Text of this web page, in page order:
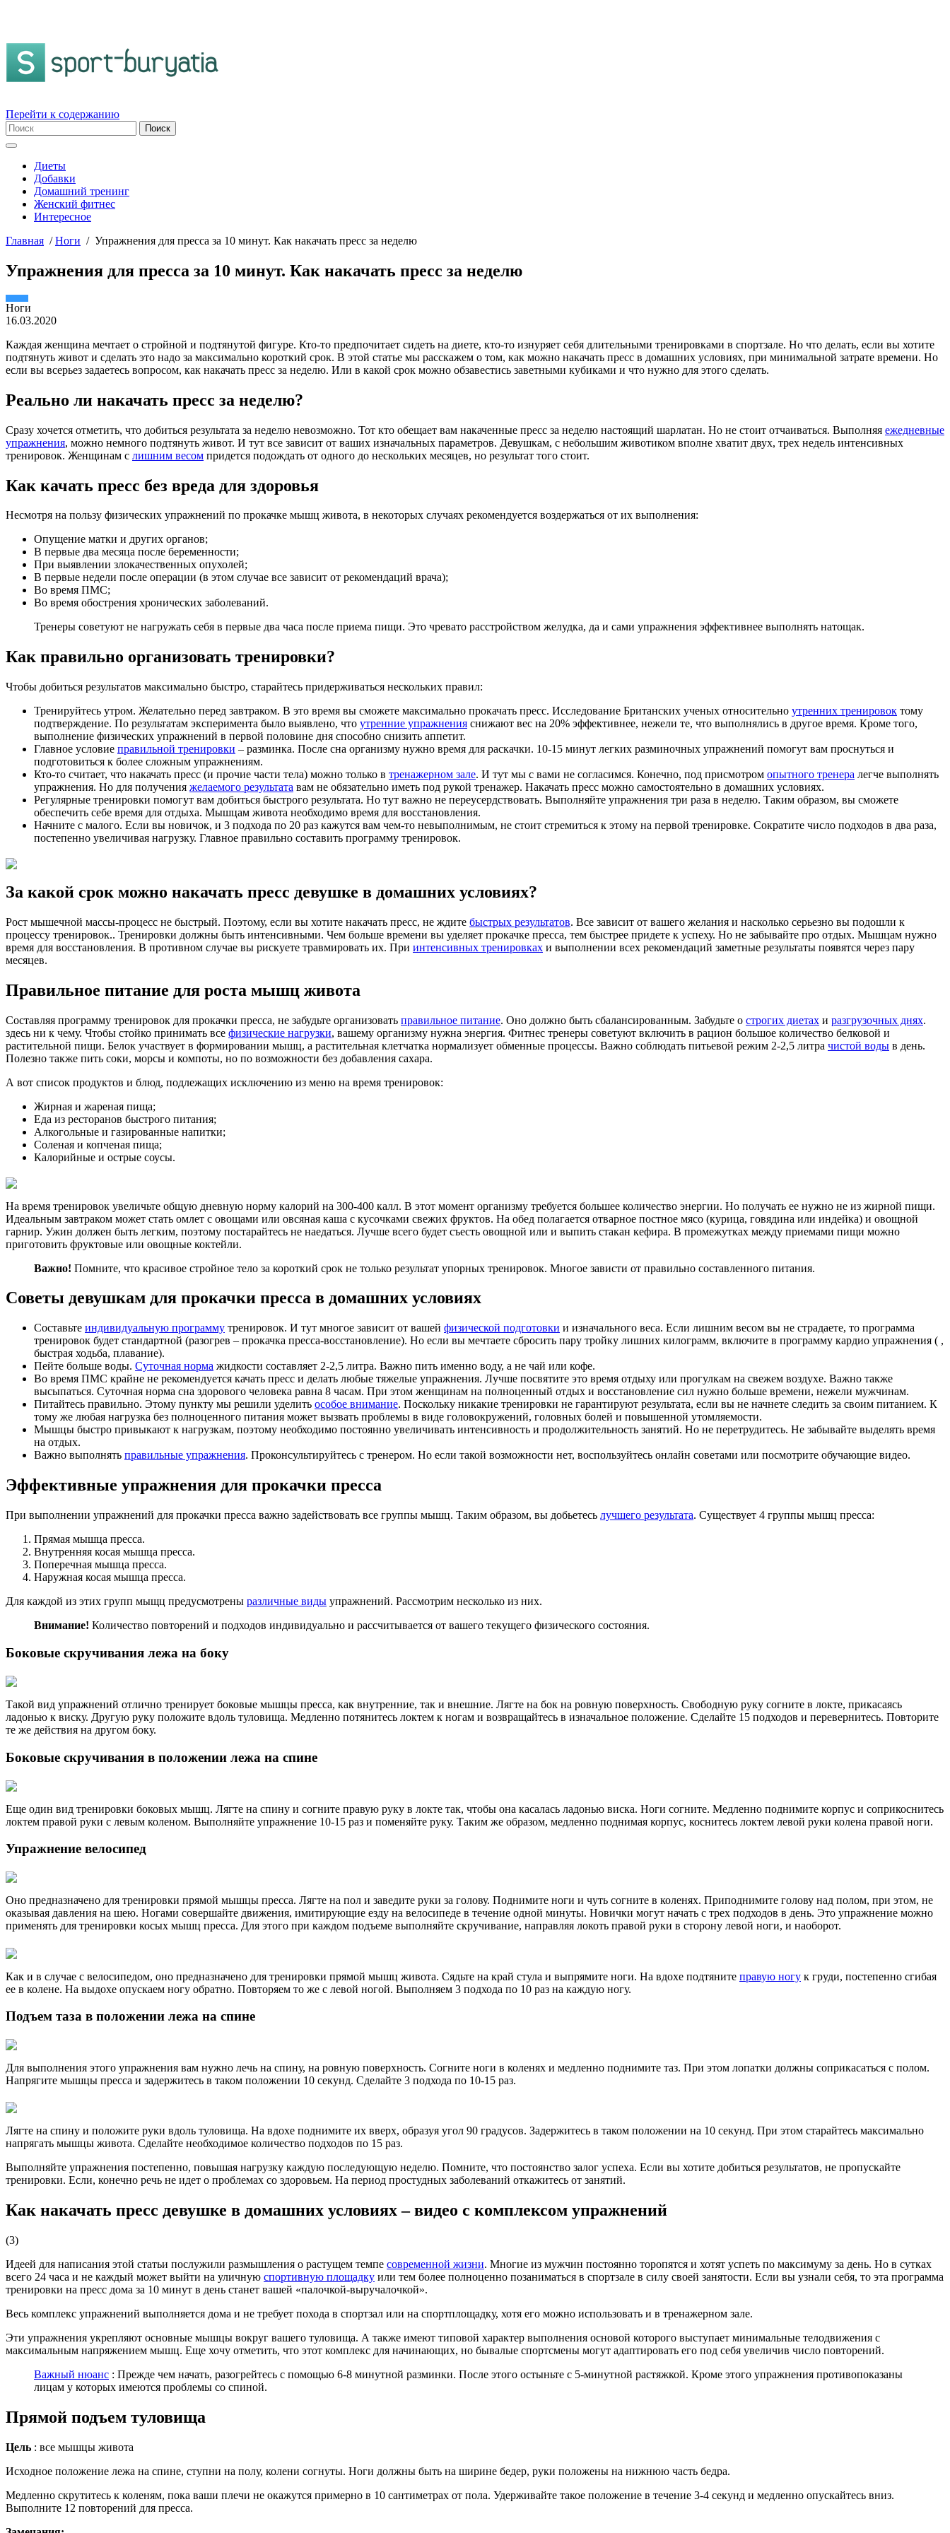
Перейти к содержанию
Диеты
Добавки
Домашний тренинг
Женский фитнес
Интересное
Главная /Ноги / Упражнения для пресса за 10 минут. Как накачать пресс за неделю
Упражнения для пресса за 10 минут. Как накачать пресс за неделю
Ноги
16.03.2020
Каждая женщина мечтает о стройной и подтянутой фигуре. Кто-то предпочитает сидеть на диете, кто-то изнуряет себя длительными тренировками в спортзале. Но что делать, если вы хотите
подтянуть живот и сделать это надо за максимально короткий срок. В этой статье мы расскажем о том, как можно накачать пресс в домашних условиях, при минимальной затрате времени. Но
если вы всерьез задаетесь вопросом, как накачать пресс за неделю. Или в какой срок можно обзавестись заветными кубиками и что нужно для этого сделать.
Реально ли накачать пресс за неделю?
Сразу хочется отметить, что добиться результата за неделю невозможно. Тот кто обещает вам накаченные пресс за неделю настоящий шарлатан. Но не стоит отчаиваться. Выполняя ежедневные
упражнения, можно немного подтянуть живот. И тут все зависит от ваших изначальных параметров. Девушкам, с небольшим животиком вполне хватит двух, трех недель интенсивных
тренировок. Женщинам с лишним весом придется подождать от одного до нескольких месяцев, но результат того стоит.
Как качать пресс без вреда для здоровья
Несмотря на пользу физических упражнений по прокачке мышц живота, в некоторых случаях рекомендуется воздержаться от их выполнения:
Опущение матки и других органов;
В первые два месяца после беременности;
При выявлении злокачественных опухолей;
В первые недели после операции (в этом случае все зависит от рекомендаций врача);
Во время ПМС;
Во время обострения хронических заболеваний.
Тренеры советуют не нагружать себя в первые два часа после приема пищи. Это чревато расстройством желудка, да и сами упражнения эффективнее выполнять натощак.
Как правильно организовать тренировки?
Чтобы добиться результатов максимально быстро, старайтесь придерживаться нескольких правил:
Тренируйтесь утром. Желательно перед завтраком. В это время вы сможете максимально прокачать пресс. Исследование Британских ученых относительно утренних тренировок тому
подтверждение. По результатам эксперимента было выявлено, что утренние упражнения снижают вес на 20% эффективнее, нежели те, что выполнялись в другое время. Кроме того,
выполнение физических упражнений в первой половине дня способно снизить аппетит.
Главное условие правильной тренировки – разминка. После сна организму нужно время для раскачки. 10-15 минут легких разминочных упражнений помогут вам проснуться и
подготовиться к более сложным упражнениям.
Кто-то считает, что накачать пресс (и прочие части тела) можно только в тренажерном зале. И тут мы с вами не согласимся. Конечно, под присмотром опытного тренера легче выполнять
упражнения. Но для получения желаемого результата вам не обязательно иметь под рукой тренажер. Накачать пресс можно самостоятельно в домашних условиях.
Регулярные тренировки помогут вам добиться быстрого результата. Но тут важно не переусердствовать. Выполняйте упражнения три раза в неделю. Таким образом, вы сможете
обеспечить себе время для отдыха. Мышцам живота необходимо время для восстановления.
Начните с малого. Если вы новичок, и 3 подхода по 20 раз кажутся вам чем-то невыполнимым, не стоит стремиться к этому на первой тренировке. Сократите число подходов в два раза,
постепенно увеличивая нагрузку. Главное правильно составить программу тренировок.
За какой срок можно накачать пресс девушке в домашних условиях?
Рост мышечной массы-процесс не быстрый. Поэтому, если вы хотите накачать пресс, не ждите быстрых результатов. Все зависит от вашего желания и насколько серьезно вы подошли к
процессу тренировок.. Тренировки должны быть интенсивными. Чем больше времени вы уделяет прокачке пресса, тем быстрее придете к успеху. Но не забывайте про отдых. Мышцам нужно
время для восстановления. В противном случае вы рискуете травмировать их. При интенсивных тренировках и выполнении всех рекомендаций заметные результаты появятся через пару
месяцев.
Правильное питание для роста мышц живота
Составляя программу тренировок для прокачки пресса, не забудьте организовать правильное питание. Оно должно быть сбалансированным. Забудьте о строгих диетах и разгрузочных днях.
здесь ни к чему. Чтобы стойко принимать все физические нагрузки, вашему организму нужна энергия. Фитнес тренеры советуют включить в рацион большое количество белковой и
растительной пищи. Белок участвует в формировании мышц, а растительная клетчатка нормализует обменные процессы. Важно соблюдать питьевой режим 2-2,5 литра чистой воды в день.
Полезно также пить соки, морсы и компоты, но по возможности без добавления сахара.
А вот список продуктов и блюд, подлежащих исключению из меню на время тренировок:
Жирная и жареная пища;
Еда из ресторанов быстрого питания;
Алкогольные и газированные напитки;
Соленая и копченая пища;
Калорийные и острые соусы.
На время тренировок увеличьте общую дневную норму калорий на 300-400 калл. В этот момент организму требуется большее количество энергии. Но получать ее нужно не из жирной пищи.
Идеальным завтраком может стать омлет с овощами или овсяная каша с кусочками свежих фруктов. На обед полагается отварное постное мясо (курица, говядина или индейка) и овощной
гарнир. Ужин должен быть легким, поэтому постарайтесь не наедаться. Лучше всего будет съесть овощной или и выпить стакан кефира. В промежутках между приемами пищи можно
приготовить фруктовые или овощные коктейли.
Важно! Помните, что красивое стройное тело за короткий срок не только результат упорных тренировок. Многое зависти от правильно составленного питания.
Советы девушкам для прокачки пресса в домашних условиях
Составьте индивидуальную программу тренировок. И тут многое зависит от вашей физической подготовки и изначального веса. Если лишним весом вы не страдаете, то программа
тренировок будет стандартной (разогрев – прокачка пресса-восстановление). Но если вы мечтаете сбросить пару тройку лишних килограмм, включите в программу кардио упражнения ( ,
быстрая ходьба, плавание).
Пейте больше воды. Суточная норма жидкости составляет 2-2,5 литра. Важно пить именно воду, а не чай или кофе.
Во время ПМС крайне не рекомендуется качать пресс и делать любые тяжелые упражнения. Лучше посвятите это время отдыху или прогулкам на свежем воздухе. Важно также
высыпаться. Суточная норма сна здорового человека равна 8 часам. При этом женщинам на полноценный отдых и восстановление сил нужно больше времени, нежели мужчинам.
Питайтесь правильно. Этому пункту мы решили уделить особое внимание. Поскольку никакие тренировки не гарантируют результата, если вы не начнете следить за своим питанием. К
тому же любая нагрузка без полноценного питания может вызвать проблемы в виде головокружений, головных болей и повышенной утомляемости.
Мышцы быстро привыкают к нагрузкам, поэтому необходимо постоянно увеличивать интенсивность и продолжительность занятий. Но не перетрудитесь. Не забывайте выделять время
на отдых.
Важно выполнять правильные упражнения. Проконсультируйтесь с тренером. Но если такой возможности нет, воспользуйтесь онлайн советами или посмотрите обучающие видео.
Эффективные упражнения для прокачки пресса
При выполнении упражнений для прокачки пресса важно задействовать все группы мышц. Таким образом, вы добьетесь лучшего результата. Существует 4 группы мышц пресса:
Прямая мышца пресса.
Внутренняя косая мышца пресса.
Поперечная мышца пресса.
Наружная косая мышца пресса.
Для каждой из этих групп мыщц предусмотрены различные виды упражнений. Рассмотрим несколько из них.
Внимание! Количество повторений и подходов индивидуально и рассчитывается от вашего текущего физического состояния.
Боковые скручивания лежа на боку
Такой вид упражнений отлично тренирует боковые мышцы пресса, как внутренние, так и внешние. Лягте на бок на ровную поверхность. Свободную руку согните в локте, прикасаясь
ладонью к виску. Другую руку положите вдоль туловища. Медленно потянитесь локтем к ногам и возвращайтесь в изначальное положение. Сделайте 15 подходов и перевернитесь. Повторите
те же действия на другом боку.
Боковые скручивания в положении лежа на спине
Еще один вид тренировки боковых мышц. Лягте на спину и согните правую руку в локте так, чтобы она касалась ладонью виска. Ноги согните. Медленно поднимите корпус и соприкоснитесь
локтем правой руки с левым коленом. Выполняйте упражнение 10-15 раз и поменяйте руку. Таким же образом, медленно поднимая корпус, коснитесь локтем левой руки колена правой ноги.
Упражнение велосипед
Оно предназначено для тренировки прямой мышцы пресса. Лягте на пол и заведите руки за голову. Поднимите ноги и чуть согните в коленях. Приподнимите голову над полом, при этом, не
оказывая давления на шею. Ногами совершайте движения, имитирующие езду на велосипеде в течение одной минуты. Новички могут начать с трех подходов в день. Это упражнение можно
применять для тренировки косых мышц пресса. Для этого при каждом подъеме выполняйте скручивание, направляя локоть правой руки в сторону левой ноги, и наоборот.
Как и в случае с велосипедом, оно предназначено для тренировки прямой мышц живота. Сядьте на край стула и выпрямите ноги. На вдохе подтяните правую ногу к груди, постепенно сгибая
ее в колене. На выдохе опускаем ногу обратно. Повторяем то же с левой ногой. Выполняем 3 подхода по 10 раз на каждую ногу.
Подъем таза в положении лежа на спине
Для выполнения этого упражнения вам нужно лечь на спину, на ровную поверхность. Согните ноги в коленях и медленно поднимите таз. При этом лопатки должны соприкасаться с полом.
Напрягите мышцы пресса и задержитесь в таком положении 10 секунд. Сделайте 3 подхода по 10-15 раз.
Лягте на спину и положите руки вдоль туловища. На вдохе поднимите их вверх, образуя угол 90 градусов. Задержитесь в таком положении на 10 секунд. При этом старайтесь максимально
напрягать мышцы живота. Сделайте необходимое количество подходов по 15 раз.
Выполняйте упражнения постепенно, повышая нагрузку каждую последующую неделю. Помните, что постоянство залог успеха. Если вы хотите добиться результатов, не пропускайте
тренировки. Если, конечно речь не идет о проблемах со здоровьем. На период простудных заболеваний откажитесь от занятий.
Как накачать пресс девушке в домашних условиях – видео с комплексом упражнений
(3)
Идеей для написания этой статьи послужили размышления о растущем темпе современной жизни. Многие из мужчин постоянно торопятся и хотят успеть по максимуму за день. Но в сутках
всего 24 часа и не каждый может выйти на уличную спортивную площадку или тем более полноценно позаниматься в спортзале в силу своей занятости. Если вы узнали себя, то эта программа
тренировки на пресс дома за 10 минут в день станет вашей «палочкой-выручалочкой».
Весь комплекс упражнений выполняется дома и не требует похода в спортзал или на спортплощадку, хотя его можно использовать и в тренажерном зале.
Эти упражнения укрепляют основные мышцы вокруг вашего туловища. А также имеют типовой характер выполнения основой которого выступает минимальные телодвижения с
максимальным напряжением мышц. Еще хочу отметить, что этот комплекс для начинающих, но бывалые спортсмены могут адаптировать его под себя увеличив число повторений.
Важный нюанс : Прежде чем начать, разогрейтесь с помощью 6-8 минутной разминки. После этого остыньте с 5-минутной растяжкой. Кроме этого упражнения противопоказаны
лицам у которых имеются проблемы со спиной.
Прямой подъем туловища
Цель : все мышцы живота
Исходное положение лежа на спине, ступни на полу, колени согнуты. Ноги должны быть на ширине бедер, руки положены на нижнюю часть бедра.
Медленно скрутитесь к коленям, пока ваши плечи не окажутся примерно в 10 сантиметрах от пола. Удерживайте такое положение в течение 3-4 секунд и медленно опускайтесь вниз.
Выполните 12 повторений для пресса.